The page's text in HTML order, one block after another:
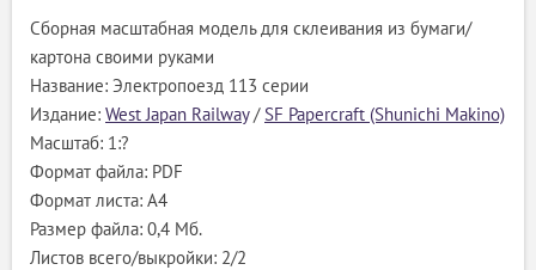
Сборная масштабная модель для склеивания из бумаги/
картона своими руками
Название: Электропоезд 113 серии
Издание: West Japan Railway/SF Papercraft (Shunichi Makino)
Масштаб: 1:?
Формат файла: PDF
Формат листа: А4
Размер файла: 0,4 Мб.
Листов всего/выкройки: 2/2